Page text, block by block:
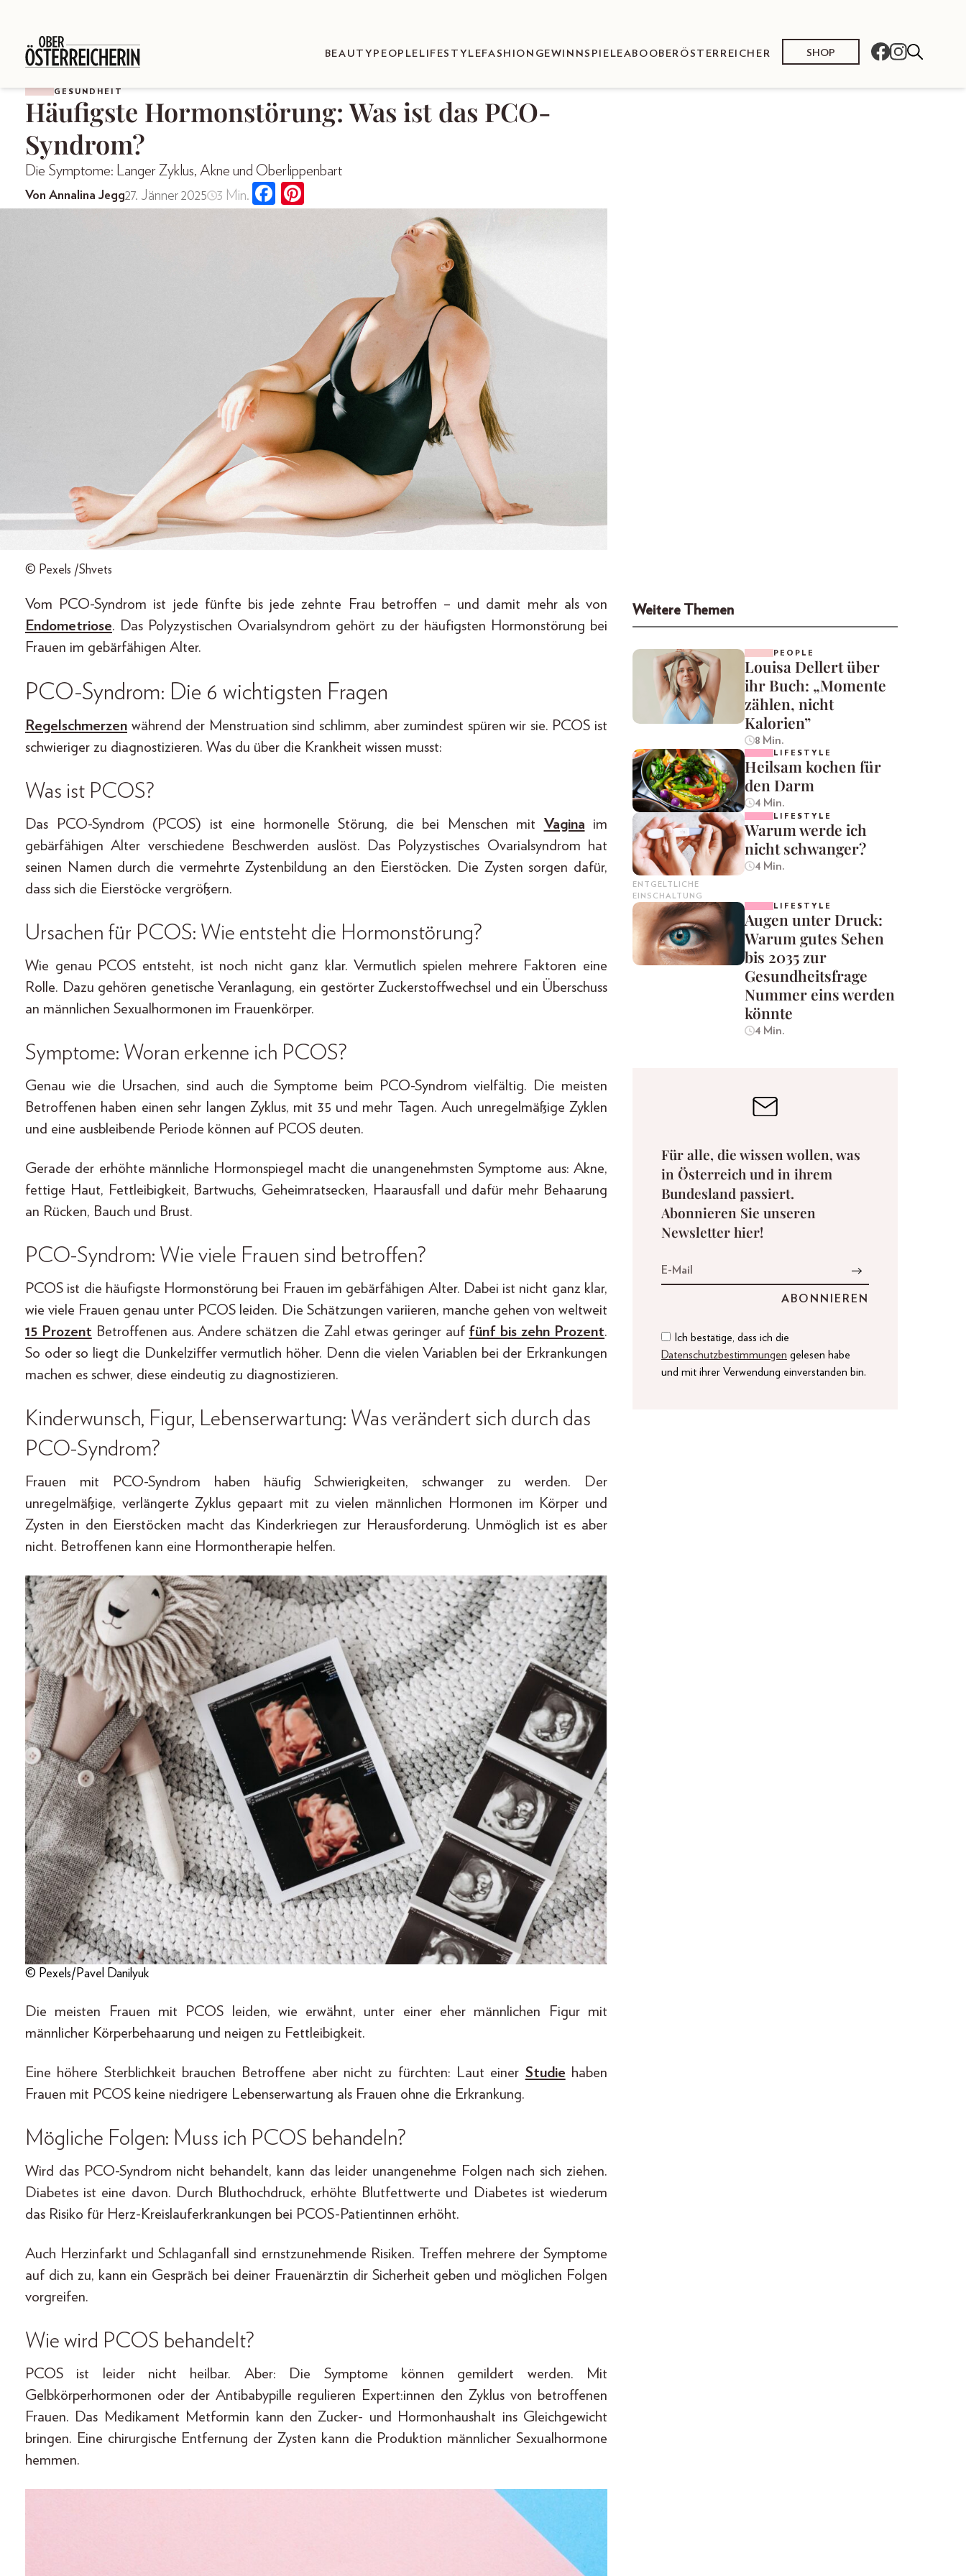
BEAUTY PEOPLE LIFESTYLEFASHION GEWINNSPIELEABO OBERÖSTERREICHER SHOP
GESUNDHEIT
Häufigste Hormonstörung: Was ist das PCO-
Syndrom?
Die Symptome: Langer Zyklus, Akne und Oberlippenbart
Von Annalina Jegg27. Jänner 2025 3 Min.
© Pexels /Shvets
Vom PCO-Syndrom ist jede fünfte bis jede zehnte Frau betroffen – und damit mehr als von
Endometriose. Das Polyzystischen Ovarialsyndrom gehört zu der häufigsten Hormonstörung bei
Frauen im gebärfähigen Alter.
PCO-Syndrom: Die 6 wichtigsten Fragen
Regelschmerzen während der Menstruation sind schlimm, aber zumindest spüren wir sie. PCOS ist
schwieriger zu diagnostizieren. Was du über die Krankheit wissen musst:
Was ist PCOS?
Das PCO-Syndrom (PCOS) ist eine hormonelle Störung, die bei Menschen mit Vagina im
gebärfähigen Alter verschiedene Beschwerden auslöst. Das Polyzystisches Ovarialsyndrom hat
seinen Namen durch die vermehrte Zystenbildung an den Eierstöcken. Die Zysten sorgen dafür,
dass sich die Eierstöcke vergrößern.
Ursachen für PCOS: Wie entsteht die Hormonstörung?
Wie genau PCOS entsteht, ist noch nicht ganz klar. Vermutlich spielen mehrere Faktoren eine
Rolle. Dazu gehören genetische Veranlagung, ein gestörter Zuckerstoffwechsel und ein Überschuss
an männlichen Sexualhormonen im Frauenkörper.
Symptome: Woran erkenne ich PCOS?
Genau wie die Ursachen, sind auch die Symptome beim PCO-Syndrom vielfältig. Die meisten
Betroffenen haben einen sehr langen Zyklus, mit 35 und mehr Tagen. Auch unregelmäßige Zyklen
und eine ausbleibende Periode können auf PCOS deuten.
Gerade der erhöhte männliche Hormonspiegel macht die unangenehmsten Symptome aus: Akne,
fettige Haut, Fettleibigkeit, Bartwuchs, Geheimratsecken, Haarausfall und dafür mehr Behaarung
an Rücken, Bauch und Brust.
PCO-Syndrom: Wie viele Frauen sind betroffen?
PCOS ist die häufigste Hormonstörung bei Frauen im gebärfähigen Alter. Dabei ist nicht ganz klar,
wie viele Frauen genau unter PCOS leiden. Die Schätzungen variieren, manche gehen von weltweit
15 Prozent Betroffenen aus. Andere schätzen die Zahl etwas geringer auf fünf bis zehn Prozent.
So oder so liegt die Dunkelziffer vermutlich höher. Denn die vielen Variablen bei der Erkrankungen
machen es schwer, diese eindeutig zu diagnostizieren.
Kinderwunsch, Figur, Lebenserwartung: Was verändert sich durch das
PCO-Syndrom?
Frauen mit PCO-Syndrom haben häufig Schwierigkeiten, schwanger zu werden. Der
unregelmäßige, verlängerte Zyklus gepaart mit zu vielen männlichen Hormonen im Körper und
Zysten in den Eierstöcken macht das Kinderkriegen zur Herausforderung. Unmöglich ist es aber
nicht. Betroffenen kann eine Hormontherapie helfen.
© Pexels/Pavel Danilyuk
Die meisten Frauen mit PCOS leiden, wie erwähnt, unter einer eher männlichen Figur mit
männlicher Körperbehaarung und neigen zu Fettleibigkeit.
Eine höhere Sterblichkeit brauchen Betroffene aber nicht zu fürchten: Laut einer Studie haben
Frauen mit PCOS keine niedrigere Lebenserwartung als Frauen ohne die Erkrankung.
Mögliche Folgen: Muss ich PCOS behandeln?
Wird das PCO-Syndrom nicht behandelt, kann das leider unangenehme Folgen nach sich ziehen.
Diabetes ist eine davon. Durch Bluthochdruck, erhöhte Blutfettwerte und Diabetes ist wiederum
das Risiko für Herz-Kreislauferkrankungen bei PCOS-Patientinnen erhöht.
Auch Herzinfarkt und Schlaganfall sind ernstzunehmende Risiken. Treffen mehrere der Symptome
auf dich zu, kann ein Gespräch bei deiner Frauenärztin dir Sicherheit geben und möglichen Folgen
vorgreifen.
Wie wird PCOS behandelt?
PCOS ist leider nicht heilbar. Aber: Die Symptome können gemildert werden. Mit
Gelbkörperhormonen oder der Antibabypille regulieren Expert:innen den Zyklus von betroffenen
Frauen. Das Medikament Metformin kann den Zucker- und Hormonhaushalt ins Gleichgewicht
bringen. Eine chirurgische Entfernung der Zysten kann die Produktion männlicher Sexualhormone
hemmen.
Weitere Themen
PEOPLE
Louisa Dellert über
ihr Buch: „Momente
zählen, nicht
Kalorien”
8 Min.
LIFESTYLE
Heilsam kochen für
den Darm
4 Min.
ENTGELTLICHE
EINSCHALTUNG
LIFESTYLE
Warum werde ich
nicht schwanger?
4 Min.
LIFESTYLE
Augen unter Druck:
Warum gutes Sehen
bis 2035 zur
Gesundheitsfrage
Nummer eins werden
könnte
4 Min.
Für alle, die wissen wollen, was
in Österreich und in ihrem
Bundesland passiert.
Abonnieren Sie unseren
Newsletter hier!
Ich bestätige, dass ich die
Datenschutzbestimmungen gelesen habe
und mit ihrer Verwendung einverstanden bin.